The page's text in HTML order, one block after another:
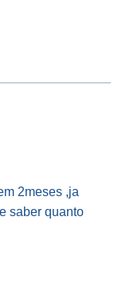
2meses ,ja
saber quanto